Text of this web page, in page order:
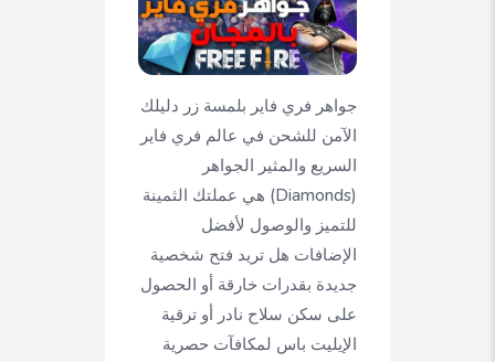
جواهر فري فاير بلمسة زر دليلك
الآمن للشحن في عالم فري فاير
السريع والمثير الجواهر
(Diamonds) هي عملتك الثمينة
للتميز والوصول لأفضل
الإضافات هل تريد فتح شخصية
جديدة بقدرات خارقة أو الحصول
على سكن سلاح نادر أو ترقية
الإيليت باس لمكافآت حصرية